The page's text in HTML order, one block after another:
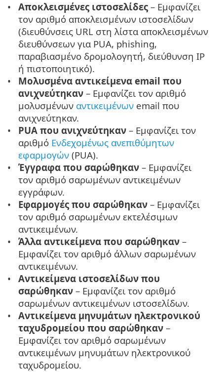
Αποκλεισμένες ιστοσελίδες – Εμφανίζει
τον αριθμό αποκλεισμένων ιστοσελίδων
(διευθύνσεις URL στη λίστα αποκλεισμένων
διευθύνσεων για PUA, phishing,
παραβιασμένο δρομολογητή, διεύθυνση IP
ή πιστοποιητικό).
Μολυσμένα αντικείμενα email που
ανιχνεύτηκαν – Εμφανίζει τον αριθμό
μολυσμένων αντικειμένων email που
ανιχνεύτηκαν.
PUA που ανιχνεύτηκαν – Εμφανίζει τον
αριθμό Ενδεχομένως ανεπιθύμητων
εφαρμογών (PUA).
Έγγραφα που σαρώθηκαν – Εμφανίζει
τον αριθμό σαρωμένων αντικειμένων
εγγράφων.
Εφαρμογές που σαρώθηκαν – Εμφανίζει
τον αριθμό σαρωμένων εκτελέσιμων
αντικειμένων.
Άλλα αντικείμενα που σαρώθηκαν –
Εμφανίζει τον αριθμό άλλων σαρωμένων
αντικειμένων.
Αντικείμενα ιστοσελίδων που
σαρώθηκαν – Εμφανίζει τον αριθμό
σαρωμένων αντικειμένων ιστοσελίδων.
Αντικείμενα μηνυμάτων ηλεκτρονικού
ταχυδρομείου που σαρώθηκαν –
Εμφανίζει τον αριθμό σαρωμένων
αντικειμένων μηνυμάτων ηλεκτρονικού
ταχυδρομείου.